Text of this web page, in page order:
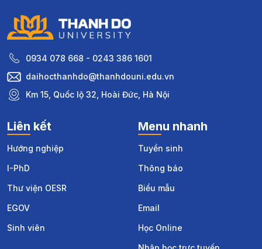
0934 078 668 - 0243 386 1601
daihocthanhdo@thanhdouni.edu.vn
Km 15, Quốc lộ 32, Hoài Đức, Hà Nội
Liên kết
Hướng nghiệp
I-PhD
Thư viện OESR
EGOV
Sinh viên
Menu nhanh
Tuyển sinh
Thông báo
Biểu mẫu
Email
Học Online